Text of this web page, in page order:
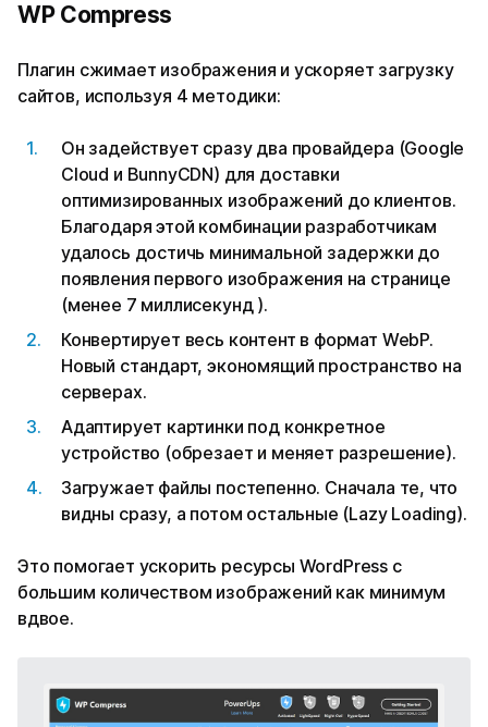
WP Compress
Плагин сжимает изображения и ускоряет загрузку
сайтов, используя 4 методики:
Он задействует сразу два провайдера (Google
Cloud и BunnyCDN) для доставки
оптимизированных изображений до клиентов.
Благодаря этой комбинации разработчикам
удалось достичь минимальной задержки до
появления первого изображения на странице
(менее 7 миллисекунд ).
Конвертирует весь контент в формат WebP.
Новый стандарт, экономящий пространство на
серверах.
Адаптирует картинки под конкретное
устройство (обрезает и меняет разрешение).
Загружает файлы постепенно. Сначала те, что
видны сразу, а потом остальные (Lazy Loading).
Это помогает ускорить ресурсы WordPress с
большим количеством изображений как минимум
вдвое.